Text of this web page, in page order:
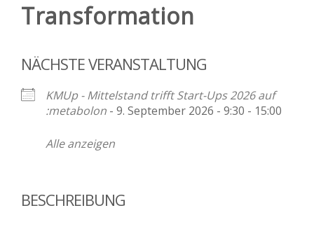
Transformation
NÄCHSTE VERANSTALTUNG
KMUp - Mittelstand trifft Start-Ups 2026 auf
:metabolon - 9. September 2026 - 9:30 - 15:00
Alle anzeigen
BESCHREIBUNG